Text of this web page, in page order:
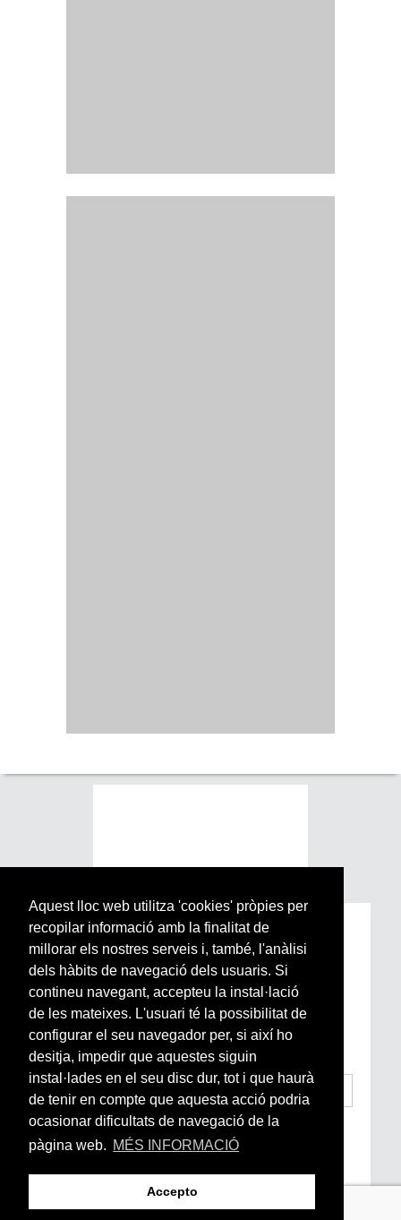
Aquest lloc web utilitza 'cookies' pròpies per
recopilar informació amb la finalitat de
millorar els nostres serveis i, també, l'anàlisi
dels hàbits de navegació dels usuaris. Si
contineu navegant, accepteu la instal·lació
de les mateixes. L'usuari té la possibilitat de
configurar el seu navegador per, si així ho
desitja, impedir que aquestes siguin
instal·lades en el seu disc dur, tot i que haurà
de tenir en compte que aquesta acció podria
ocasionar dificultats de navegació de la
pàgina web. MÉS INFORMACIÓ
Accepto
Subscriu-te a la nostra
Newsletter setmanal
Si vols estar al dia de l’actualitat del món
Arrels, la ràdio, els videos i el mercat
subscriu-te aquí
He llegit i accepto laCondicions Generals
d’Accés i Ús i Política de Privacitat
Enviar